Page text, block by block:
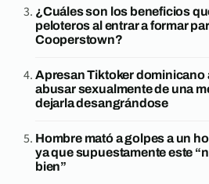
¿Cuáles son los beneficios
peloteros al entrar a formar
Cooperstown?
Apresan Tiktoker dominicano
abusar sexualmente de una
dejarla desangrándose
Hombre mató a golpes a un
ya que supuestamente este
bien”